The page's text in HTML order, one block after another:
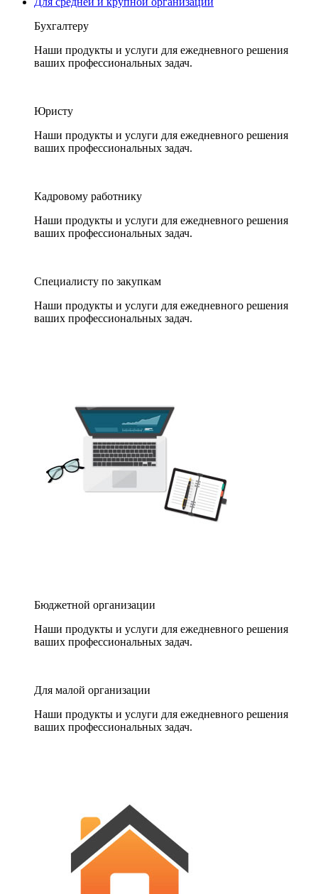
Бухгалтеру
Наши продукты и услуги для ежедневного решения
ваших профессиональных задач.
Юристу
Наши продукты и услуги для ежедневного решения
ваших профессиональных задач.
Кадровому работнику
Наши продукты и услуги для ежедневного решения
ваших профессиональных задач.
Специалисту по закупкам
Наши продукты и услуги для ежедневного решения
ваших профессиональных задач.
Бюджетной организации
Наши продукты и услуги для ежедневного решения
ваших профессиональных задач.
Для малой организации
Наши продукты и услуги для ежедневного решения
ваших профессиональных задач.